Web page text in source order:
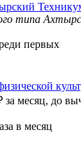
типа
первых
за месяц, до
в месяц